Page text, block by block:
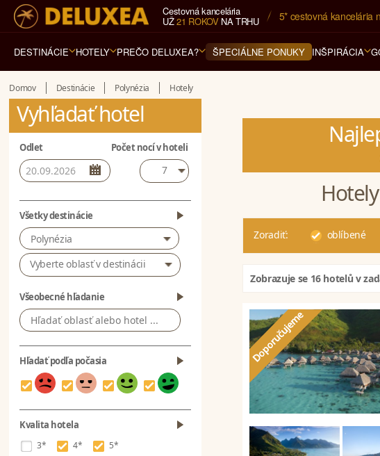
Cestovná kancelária
UŽ21 ROKOVNA TRHU 5* cestovná kancelária
DESTINÁCIE HOTELY PREČO DELUXEA? ŠPECIÁLNE PONUKY INŠPIRÁCIA
Domov Destinácie Polynézia Hotely
Vyhľadať hotel
Odlet Počet nocí v hoteli
7
Všetky destinácie
Polynézia
Vyberte oblasť v destinácii
Všeobecné hľadanie
Hľadať podľa počasia
Kvalita hotela
3* 4* 5*
Zoradiť: oblíbené
Zobrazuje se 16 hotelů v